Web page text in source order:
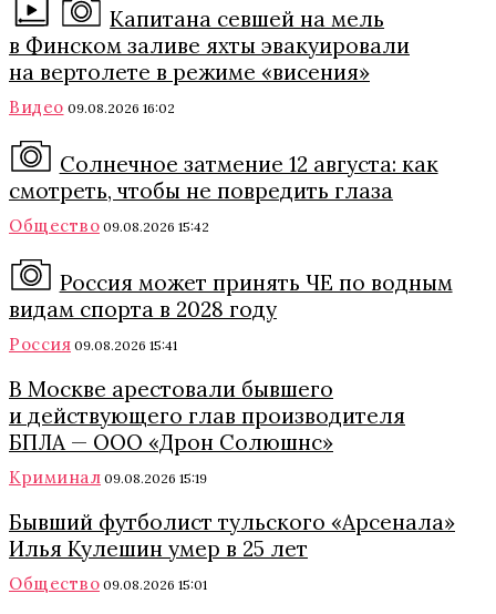
Капитана севшей на мель
в Финском заливе яхты эвакуировали
на вертолете в режиме «висения»
Видео 09.08.2026 16:02
Солнечное затмение 12 августа: как
смотреть, чтобы не повредить глаза
Общество 09.08.2026 15:42
Россия может принять ЧЕ по водным
видам спорта в 2028 году
Россия 09.08.2026 15:41
В Москве арестовали бывшего
и действующего глав производителя
БПЛА — ООО «Дрон Солюшнс»
Криминал 09.08.2026 15:19
Бывший футболист тульского «Арсенала»
Илья Кулешин умер в 25 лет
Общество 09.08.2026 15:01